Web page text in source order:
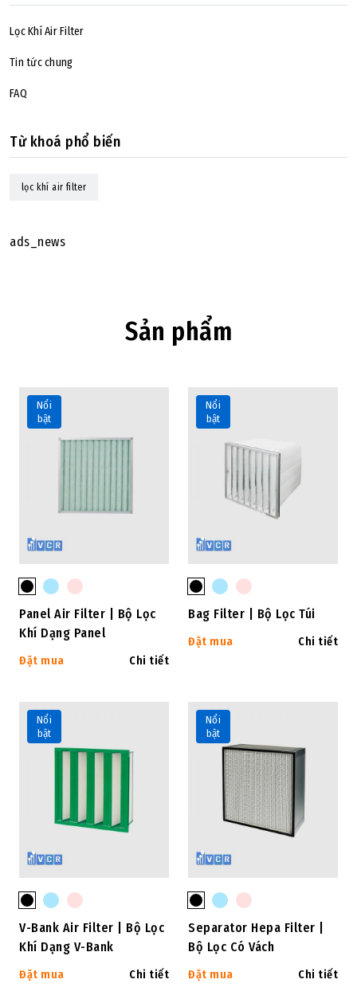
Lọc Khí Air Filter
Tin tức chung
FAQ
Từ khoá phổ biến
lọc khí air filter
ads_news
Sản phẩm
Nổi
bật
Panel Air Filter | Bộ Lọc
Khí Dạng Panel
Đặt mua Chi tiết
Nổi
bật
Bag Filter | Bộ Lọc Túi
Đặt mua Chi tiết
Nổi
bật
V-Bank Air Filter | Bộ Lọc
Khí Dạng V-Bank
Đặt mua Chi tiết
Nổi
bật
Separator Hepa Filter |
Bộ Lọc Có Vách
Đặt mua Chi tiết